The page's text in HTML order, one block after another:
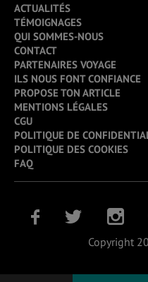
ACTUALITÉS
TÉMOIGNAGES
QUI SOMMES-NOUS
CONTACT
PARTENAIRES VOYAGE
ILS NOUS FONT CONFIANCE
PROPOSE TON ARTICLE
MENTIONS LÉGALES
CGU
POLITIQUE DE
POLITIQUE DES COOKIES
FAQ
Copyright